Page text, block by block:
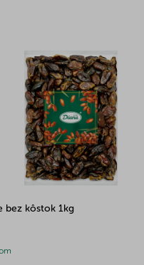
bez kôstok 1kg